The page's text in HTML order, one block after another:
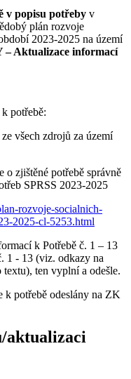
v popisu potřeby v
plán rozvoje
2023-2025 na území
Aktualizace informací
potřebě:
všech zdrojů za území
zjištěné potřebě správně
SPRSS 2023-2025
rozvoje-socialnich-
2025-cl-5253.html
k Potřebě č. 1 – 13
1 - 13 (viz. odkazy na
ten vyplní a odešle.
potřebě odeslány na ZK
aktualizaci